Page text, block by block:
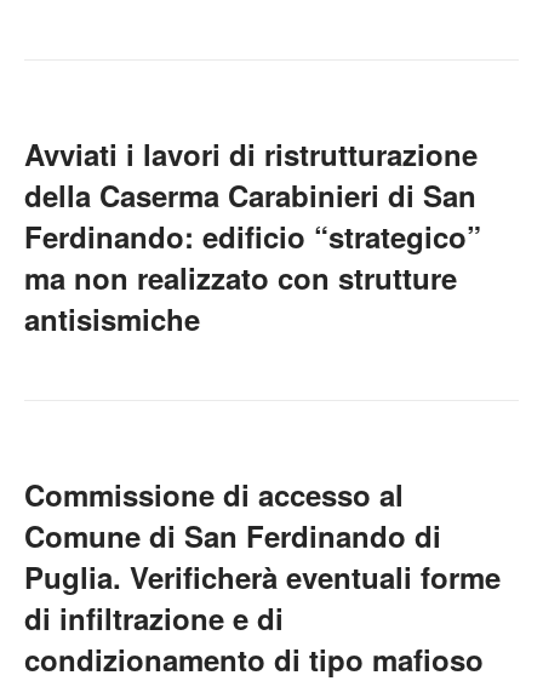
Avviati i lavori di ristrutturazione
della Caserma Carabinieri di San
Ferdinando: edificio “strategico”
ma non realizzato con strutture
antisismiche
Commissione di accesso al
Comune di San Ferdinando di
Puglia. Verificherà eventuali forme
di infiltrazione e di
condizionamento di tipo mafioso